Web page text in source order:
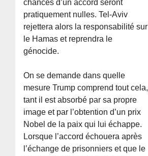
chances d’un accord seront
pratiquement nulles. Tel-Aviv
rejettera alors la responsabilité sur
le Hamas et reprendra le
génocide.
On se demande dans quelle
mesure Trump comprend tout cela,
tant il est absorbé par sa propre
image et par l’obtention d’un prix
Nobel de la paix qui lui échappe.
Lorsque l’accord échouera après
l’échange de prisonniers et que le